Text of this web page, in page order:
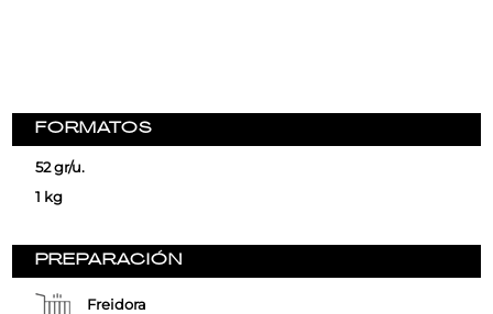
FORMATOS
52 gr/u.
1 kg
PREPARACIÓN
Freidora